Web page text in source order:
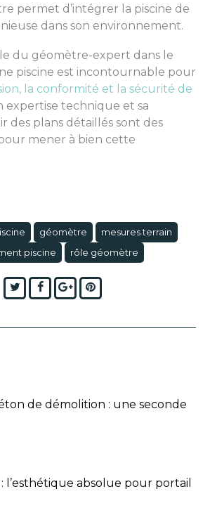
permet d’intégrer la piscine de
dans son environnement.
du géomètre-expert dans le
piscine est incontournable pour
la conformité et la sécurité de
expertise technique et sa
des plans détaillés sont des
mener à bien cette
géomètre
mesures terrain
piscine
rôle géomètre
TwitterFacebook
Google+Pinterest
de démolition : une seconde
l’esthétique absolue pour portail